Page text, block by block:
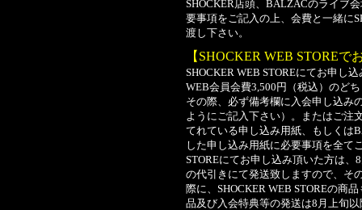
SHOCKER店頭、BALZACのライブ
要事項をご記入の上、会費と一緒に
渡し下さい。
【SHOCKER WEB STOREで
SHOCKER WEB STOREにてお申し
WEB会員会費3,500円（税込）のど
その際、必ず備考欄に入会申し込み
ようにご記入下さい）。またはご注
てれている申し込み用紙、もしくは
した申し込み用紙に必要事項を全て
STOREにてお申し込み頂いた方は
の代引きにて発送致しますので、そ
際に、SHOCKER WEB STOREの商
品及び入会特典等の発送は8月上旬